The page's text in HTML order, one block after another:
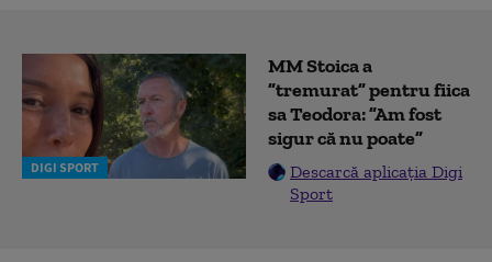
DIGI SPORT
MM Stoica a
”tremurat” pentru fiica
sa Teodora: ”Am fost
sigur că nu poate”
Descarcă aplicația Digi
Sport